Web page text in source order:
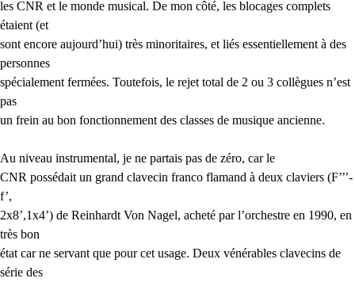
les CNR et le monde musical. De mon côté, les blocages complets
étaient (et
sont encore aujourd’hui) très minoritaires, et liés essentiellement à des
personnes
spécialement fermées. Toutefois, le rejet total de 2 ou 3 collègues n’est
pas
un frein au bon fonctionnement des classes de musique ancienne.
Au niveau instrumental, je ne partais pas de zéro, car le
CNR possédait un grand clavecin franco flamand à deux claviers (F’’’-
f’,
2x8’,1x4’) de Reinhardt Von Nagel, acheté par l’orchestre en 1990, en
très bon
état car ne servant que pour cet usage. Deux vénérables clavecins de
série des